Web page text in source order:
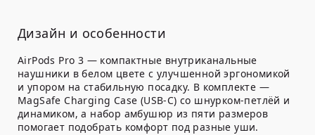
Дизайн и особенности
AirPods Pro 3 — компактные внутриканальные
наушники в белом цвете с улучшенной эргономикой
и упором на стабильную посадку. В комплекте —
MagSafe Charging Case (USB-C) со шнурком-петлёй и
динамиком, а набор амбушюр из пяти размеров
помогает подобрать комфорт под разные уши.